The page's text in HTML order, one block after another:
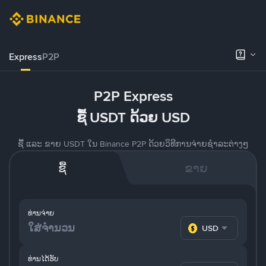
ExpressP2P
P2P Express
ຊື້ USDT ດ້ວຍ USD
ຊື້ ແລະ ຂາຍ USDT ໃນ Binance P2P ດ້ວຍວິທີການຈ່າຍຊຳລະຕ່າງໆ
ຊື້ ຂາຍ
ທ່ານຈ່າຍ
USD
ທ່ານໄດ້ຮັບ